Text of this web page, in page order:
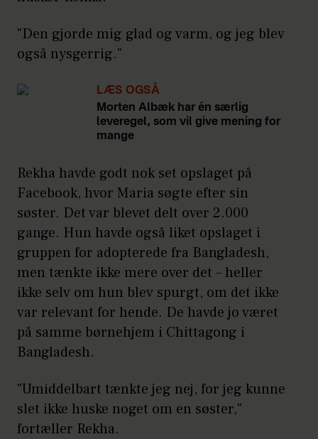
"Den gjorde mig glad og varm, og jeg blev
også nysgerrig."
LÆS OGSÅ
Morten Albæk har én særlig
leveregel, som vil give mening for
mange
Rekha havde godt nok set opslaget på
Facebook, hvor Maria søgte efter sin
søster. Det var blevet delt over 2.000
gange. Hun havde også liket opslaget i
gruppen for adopterede fra Bangladesh,
men tænkte ikke mere over det – heller
ikke selv om hun blev spurgt, om det ikke
var relevant for hende. De havde jo været
på samme børnehjem i Chittagong i
Bangladesh.
"Umiddelbart tænkte jeg nej, for jeg kunne
slet ikke huske noget om en søster,"
fortæller Rekha.